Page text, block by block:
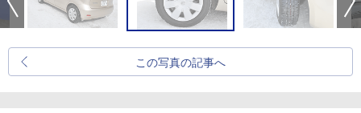
この写真の記事へ